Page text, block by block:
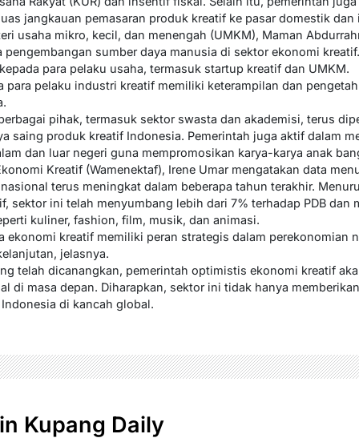
jangkauan pemasaran produk kreatif ke pasar domestik dan
usaha mikro, kecil, dan menengah (UMKM), Maman
pengembangan sumber daya manusia di sektor ekonomi
para pelaku usaha, termasuk startup kreatif dan UMKM.
para pelaku industri kreatif memiliki keterampilan dan
pihak, termasuk sektor swasta dan akademisi, terus
saing produk kreatif Indonesia. Pemerintah juga aktif dalam
dan luar negeri guna mempromosikan karya-karya anak
Kreatif (Wamenektaf), Irene Umar mengatakan data
terus meningkat dalam beberapa tahun terakhir.
sektor ini telah menyumbang lebih dari 7% terhadap PDB dan
kuliner, fashion, film, musik, dan animasi.
ekonomi kreatif memiliki peran strategis dalam perekonomian
jelasnya.
telah dicanangkan, pemerintah optimistis ekonomi kreatif
di masa depan. Diharapkan, sektor ini tidak hanya
di kancah global.
Kupang Daily